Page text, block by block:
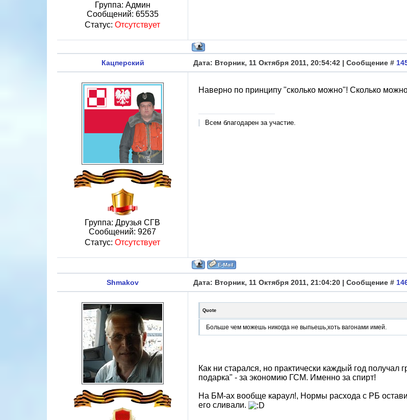
Группа: Админ
Сообщений: 65535
Статус: Отсутствует
Кацперский Дата: Вторник, 11 Октября 2011, 20:54:42 | Сообщение #
Группа: Друзья СГВ
Сообщений: 9267
Статус: Отсутствует
Наверно по принципу "сколько можно"! Сколько можно
Всем благодарен за участие.
Shmakov Дата: Вторник, 11 Октября 2011, 21:04:20 | Сообщение #
Quote
Больше чем можешь никогда не выпьешь,хоть вагонами имей.
Как ни старался, но практически каждый год получал
подарка" - за экономию ГСМ. Именно за спирт!
На БМ-ах вообще караул!, Нормы расхода с РБ
его сливали.